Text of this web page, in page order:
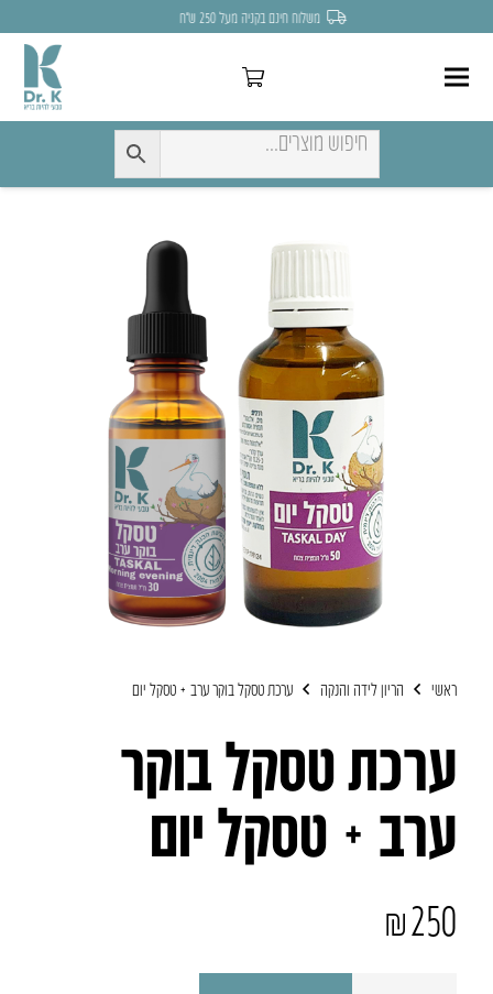
לחצו כאן להנחה של 7% לקניה הראשונה
ראשי הריון לידה והנקה ערכת טסקל בוקר ערב + טסקל יום
ערכת טסקל בוקר
ערב + טסקל יום
₪250